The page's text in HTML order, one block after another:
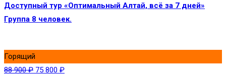
Доступный тур «Оптимальный Алтай, всё за 7 дней»
Группа 8 человек.
Горящий
88 900₽ 75 800 ₽